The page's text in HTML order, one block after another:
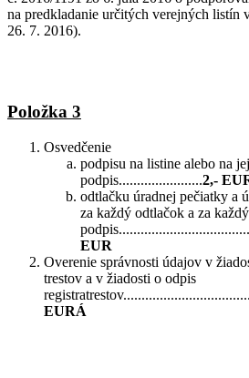
na predkladanie určitých verejných
26. 7. 2016).
Položka 3
Osvedčenie
podpisu na listine alebo na
podpis.......................2,-
odtlačku úradnej pečiatky a
za každý odtlačok a za každý
EUR
Overenie správnosti údajov v
trestov a v žiadosti o odpis
EURÁ